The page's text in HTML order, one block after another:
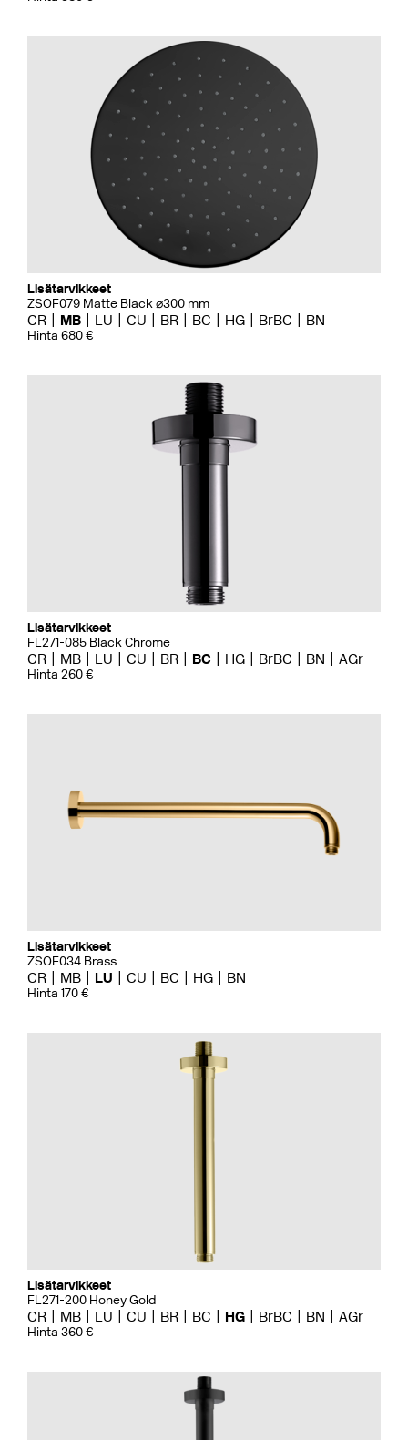
Lisätarvikkeet
ZSOF079 Matte Black ⌀300 mm
CR MB LU CU BR BC HG BrBC BN
Hinta 680 €
Lisätarvikkeet
FL271-085 Black Chrome
CR MB LU CU BR BC HG BrBC BN AGr
Hinta 260 €
Lisätarvikkeet
ZSOF034 Brass
CR MB LU CU BC HG BN
Hinta 170 €
Lisätarvikkeet
FL271-200 Honey Gold
CR MB LU CU BR BC HG BrBC BN AGr
Hinta 360 €